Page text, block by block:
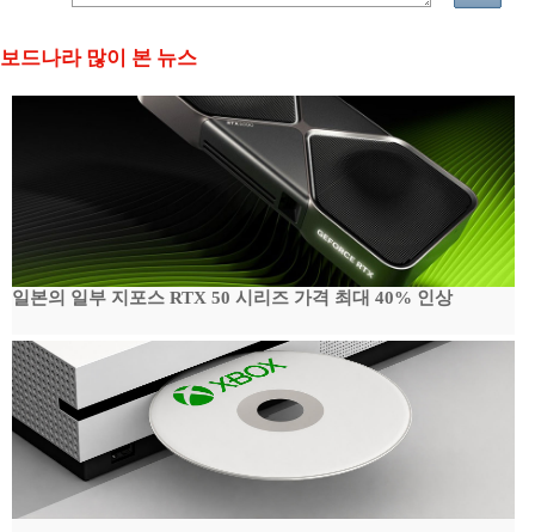
보드나라 많이 본 뉴스
일본의 일부 지포스 RTX 50 시리즈 가격 최대 40% 인상